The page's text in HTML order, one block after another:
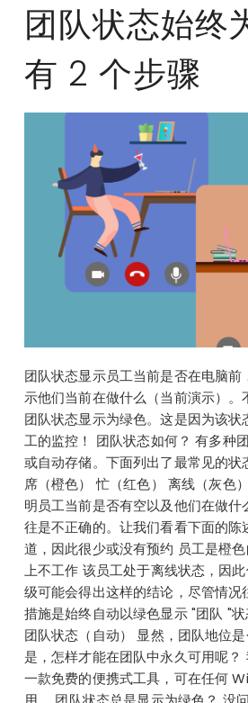
团队状态始终
有 2 个步骤
团队状态显示员工当前是否在电脑
示他们当前在做什么（当前演示）
团队状态显示为绿色。这是因为该
工的监控！ 团队状态如何？ 有多种
或自动存储。下面列出了最常见的
席（橙色） 忙（红色） 离线（灰色
明员工当前是否有空以及他们在做
往是不正确的。让我们看看下面的陈
道，因此很少或没有预约 员工是橙
上不工作 该员工处于离线状态，因
级可能会得出这样的结论，尽管情
措施是始终自动以绿色显示 "团队 "
团队状态（自动） 显然，团队地位
是，怎样才能在团队中永久可用呢？
一款免费的便携式工具，可在任何